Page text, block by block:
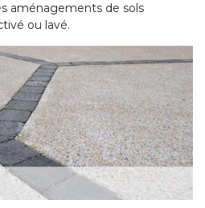
aménagements de sols
ou lavé.